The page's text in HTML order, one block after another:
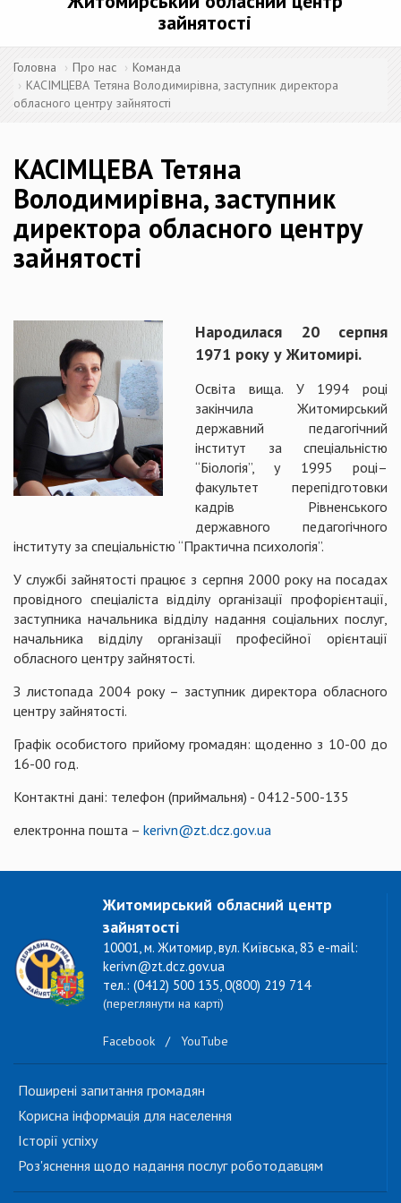
зайнятості
Головна Про нас
Команда
КАСІМЦЕВА Тетяна Володимирівна, заступник директора
обласного центру зайнятості
КАСІМЦЕВА Тетяна
Володимирівна, заступник
директора обласного центру
зайнятості
Народилася 20 серпня
1971 року у Житомирі.
Освіта вища. У 1994 році
закінчила Житомирський
державний педагогічний
інститут за спеціальністю
“Біологія”, у 1995 році–
факультет перепідготовки
кадрів Рівненського
державного педагогічного
інституту за спеціальністю “Практична психологія”.
У службі зайнятості працює з серпня 2000 року на посадах
провідного спеціаліста відділу організації профорієнтації,
заступника начальника відділу надання соціальних послуг,
начальника відділу організації професійної орієнтації
обласного центру зайнятості.
З листопада 2004 року – заступник директора обласного
центру зайнятості.
Графік особистого прийому громадян: щоденно з 10-00 до
16-00 год.
Контактні дані: телефон (приймальня) - 0412-500-135
електронна пошта – kerivn@zt.dcz.gov.ua
Житомирський обласний центр
зайнятості
10001, м. Житомир, вул. Київська, 83 e-mail:
kerivn@zt.dcz.gov.ua
тел.: (0412) 500 135, 0(800) 219 714
(переглянути на карті)
Facebook / YouTube
Поширені запитання громадян
Корисна інформація для населення
Історії успіху
Роз'яснення щодо надання послуг роботодавцям